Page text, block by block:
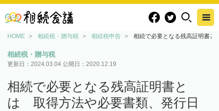
HOME 相続税・贈与税 相続税申告 相続で必要となる残高証明書
相続税・贈与税
更新日： 2024.03.04 公開日： 2020.12.19
相続で必要となる残高証明書と
は 取得方法や必要書類、発行日